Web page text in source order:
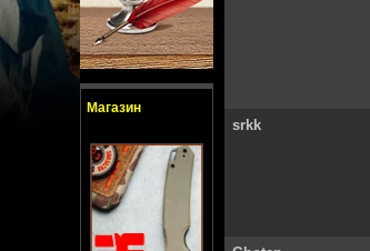
Магазин
srkk